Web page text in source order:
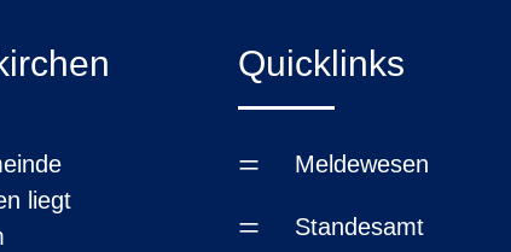
liegt
Quicklinks
= Meldewesen
= Standesamt